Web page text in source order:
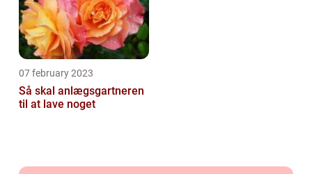
07 february 2023
Så skal anlægsgartneren
til at lave noget